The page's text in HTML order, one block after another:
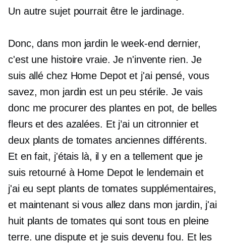
Un autre sujet pourrait être le jardinage.
Donc, dans mon jardin le week-end dernier,
c'est une histoire vraie. Je n'invente rien. Je
suis allé chez Home Depot et j'ai pensé, vous
savez, mon jardin est un peu stérile. Je vais
donc me procurer des plantes en pot, de belles
fleurs et des azalées. Et j’ai un citronnier et
deux plants de tomates anciennes différents.
Et en fait, j'étais là, il y en a tellement que je
suis retourné à Home Depot le lendemain et
j'ai eu sept plants de tomates supplémentaires,
et maintenant si vous allez dans mon jardin, j'ai
huit plants de tomates qui sont tous en pleine
terre. une dispute et je suis devenu fou. Et les